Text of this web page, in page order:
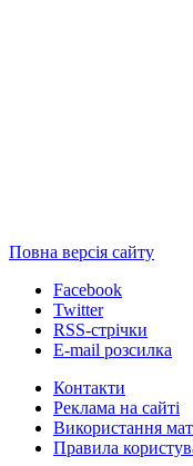
Повна версія сайту
Facebook
Twitter
RSS-стрічки
E-mail розсилка
Контакти
Реклама на сайті
Використання
Правила